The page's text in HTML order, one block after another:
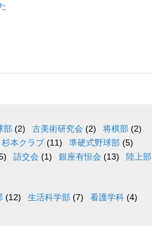
部 (2) 古美術研究会 (2) 将棋部 (2)
杉本クラブ (11) 準硬式野球部 (5)
語交会 (1) 銀座有恒会 (13) 陸上部
(12) 生活科学部 (7) 看護学科 (4)